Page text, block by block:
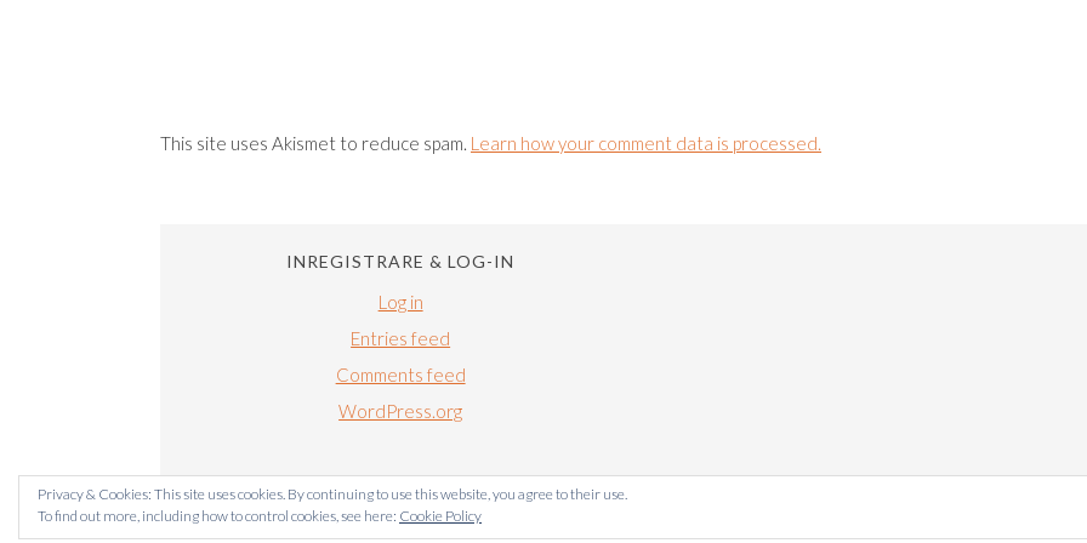
This site uses Akismet to reduce spam. Learn how your comment data is processed.
INREGISTRARE & LOG-IN
Log in
Entries feed
Comments feed
WordPress.org
BUCATARIALUIRADU.COM COPYRIGHT © 2011-2024. TOATE DREPTURILE SUNT
Privacy & Cookies: This site uses cookies. By continuing to use this website, you agree to their use.
To find out more, including how to control cookies, see here: Cookie Policy